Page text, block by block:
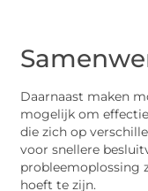
Daarnaast maken
mogelijk om
die zich op
voor snellere
probleemoplossing
hoeft te zijn.